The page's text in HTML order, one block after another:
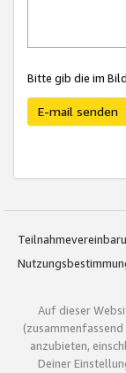
Bitte gib die im
E-mail senden
Auf dieser
anzubieten,
Deiner